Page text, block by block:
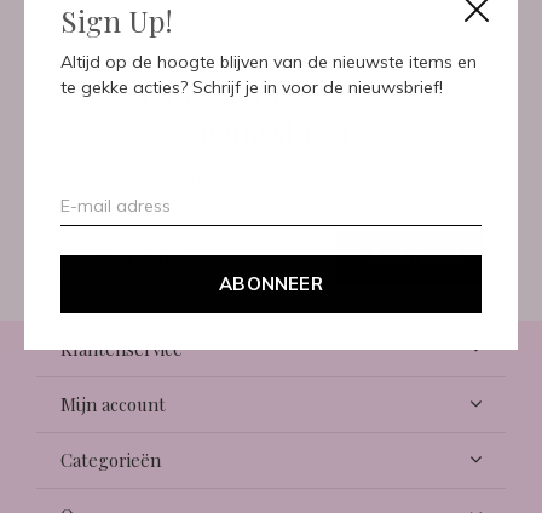
Sign Up!
Altijd op de hoogte blijven van de nieuwste items en
te gekke acties? Schrijf je in voor de nieuwsbrief!
ABONNEER
Meld je aan voor onze
ABONNEER
Klantenservice
Mijn account
Categorieën